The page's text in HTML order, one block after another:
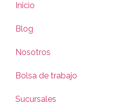
Inicio
Blog
Nosotros
Bolsa de trabajo
Sucursales